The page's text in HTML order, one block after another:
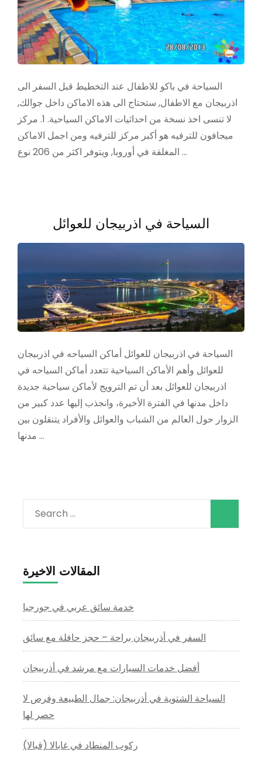
السياحة في باكو للاطفال عند التخطيط قبل السفر الى
اذربيجان مع الاطفال, ستحتاج الى هذه الاماكن داخل جوالك,
لا تنسى اخذ نسخة من احداثيات الاماكن السياحية. 1. مركز
ميجافون للترفيه هو أكبر مركز للترفيه ومن اجمل الاماكن
المغلقة في أوروبا, ويتوفر اكثر من 206 نوع …
السياحة في اذربيجان للعوائل
السياحة في اذربيجان للعوائل أماكن السياحه في اذربيجان
للعوائل وأهم الأماكن السياحية تتعدد أماكن السياحه في
اذربيجان للعوائل بعد أن تم الترويج لأماكن سياحية جديدة
داخل مدنها في الفترة الأخيرة، وانجذب إليها عدد كبير من
الزوار حول العالم من الشباب والعوائل والأفراد يتنقلون بين
مدنها …
Search
for:
المقالات الاخيرة
خدمة سائق عربي في جورجيا
السفر في أذربيجان براحة – حجز حافلة مع سائق
أفضل خدمات السيارات مع مرشد في أذربيجان
السياحة الشتوية في أذربيجان: جمال الطبيعة وفرص لا
حصر لها
ركوب المنطاد في غابالا (قبالا)